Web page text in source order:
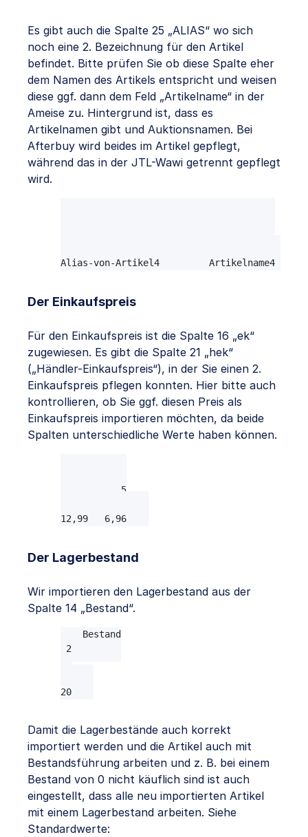
Es gibt auch die Spalte 25 „ALIAS“ wo sich
noch eine 2. Bezeichnung für den Artikel
befindet. Bitte prüfen Sie ob diese Spalte eher
dem Namen des Artikels entspricht und weisen
diese ggf. dann dem Feld „Artikelname“ in der
Ameise zu. Hintergrund ist, dass es
Artikelnamen gibt und Auktionsnamen. Bei
Afterbuy wird beides im Artikel gepflegt,
während das in der JTL-Wawi getrennt gepflegt
wird.
Alias-von-Artikel4         Artikelname4
Der Einkaufspreis
Für den Einkaufspreis ist die Spalte 16 „ek“
zugewiesen. Es gibt die Spalte 21 „hek“
(„Händler-Einkaufspreis“), in der Sie einen 2.
Einkaufspreis pflegen konnten. Hier bitte auch
kontrollieren, ob Sie ggf. diesen Preis als
Einkaufspreis importieren möchten, da beide
Spalten unterschiedliche Werte haben können.
12,99	6,96
Der Lagerbestand
Wir importieren den Lagerbestand aus der
Spalte 14 „Bestand“.
Bestand
22
20
Damit die Lagerbestände auch korrekt
importiert werden und die Artikel auch mit
Bestandsführung arbeiten und z. B. bei einem
Bestand von 0 nicht käuflich sind ist auch
eingestellt, dass alle neu importierten Artikel
mit einem Lagerbestand arbeiten. Siehe
Standardwerte: